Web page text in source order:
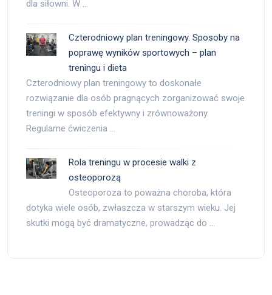
dla siłowni. W …
Czterodniowy plan treningowy. Sposoby na
poprawę wyników sportowych – plan
treningu i dieta
Czterodniowy plan treningowy to doskonałe
rozwiązanie dla osób pragnących zorganizować swoje
treningi w sposób efektywny i zrównoważony.
Regularne ćwiczenia …
Rola treningu w procesie walki z
osteoporozą
Osteoporoza to poważna choroba, która
dotyka wiele osób, zwłaszcza w starszym wieku. Jej
skutki mogą być dramatyczne, prowadząc do …